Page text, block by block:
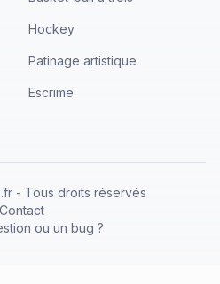
Hockey
Patinage artistique
Escrime
- Tous droits réservés
Contact
ou un bug ?